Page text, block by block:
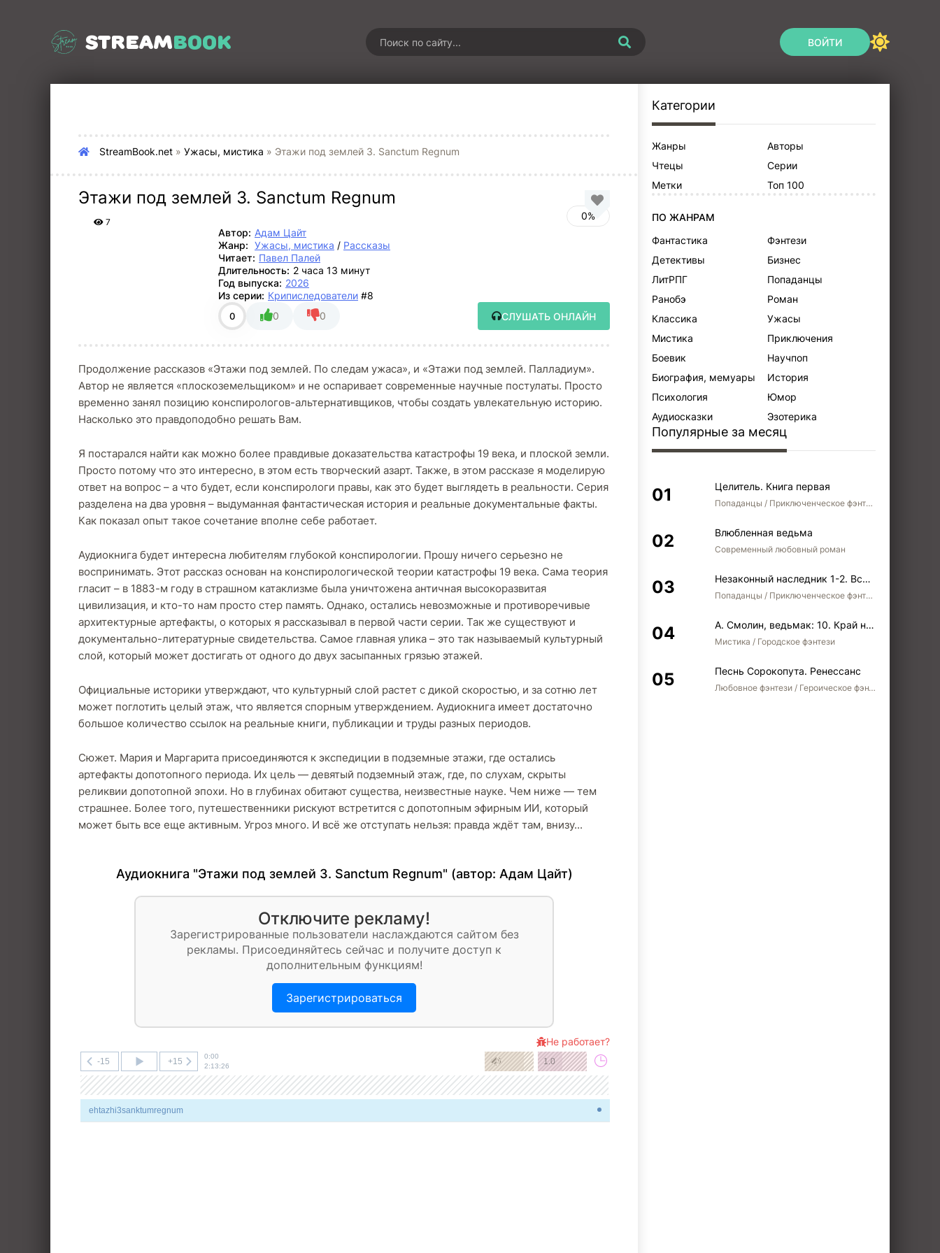
STREAMBOOK ВОЙТИ
StreamBook.net » Ужасы, мистика » Этажи под землей 3. Sanctum Regnum
Этажи под землей 3. Sanctum Regnum
7
0%
Автор: Адам Цайт
Жанр: Ужасы, мистика / Рассказы
Читает: Павел Палей
Длительность: 2 часа 13 минут
Год выпуска: 2026
Из серии: Криписледователи #8
0 0 0 СЛУШАТЬ ОНЛАЙН
Продолжение рассказов «Этажи под землей. По следам ужаса», и «Этажи под землей. Палладиум».
Автор не является «плоскоземельщиком» и не оспаривает современные научные постулаты. Просто
временно занял позицию конспирологов-альтернативщиков, чтобы создать увлекательную историю.
Насколько это правдоподобно решать Вам.
Я постарался найти как можно более правдивые доказательства катастрофы 19 века, и плоской земли.
Просто потому что это интересно, в этом есть творческий азарт. Также, в этом рассказе я моделирую
ответ на вопрос – а что будет, если конспирологи правы, как это будет выглядеть в реальности. Серия
разделена на два уровня – выдуманная фантастическая история и реальные документальные факты.
Как показал опыт такое сочетание вполне себе работает.
Аудиокнига будет интересна любителям глубокой конспирологии. Прошу ничего серьезно не
воспринимать. Этот рассказ основан на конспирологической теории катастрофы 19 века. Сама теория
гласит – в 1883-м году в страшном катаклизме была уничтожена античная высокоразвитая
цивилизация, и кто-то нам просто стер память. Однако, остались невозможные и противоречивые
архитектурные артефакты, о которых я рассказывал в первой части серии. Так же существуют и
документально-литературные свидетельства. Самое главная улика – это так называемый культурный
слой, который может достигать от одного до двух засыпанных грязью этажей.
Официальные историки утверждают, что культурный слой растет с дикой скоростью, и за сотню лет
может поглотить целый этаж, что является спорным утверждением. Аудиокнига имеет достаточно
большое количество ссылок на реальные книги, публикации и труды разных периодов.
Сюжет. Мария и Маргарита присоединяются к экспедиции в подземные этажи, где остались
артефакты допотопного периода. Их цель — девятый подземный этаж, где, по слухам, скрыты
реликвии допотопной эпохи. Но в глубинах обитают существа, неизвестные науке. Чем ниже — тем
страшнее. Более того, путешественники рискуют встретится с допотопным эфирным ИИ, который
может быть все еще активным. Угроз много. И всё же отступать нельзя: правда ждёт там, внизу...
Аудиокнига "Этажи под землей 3. Sanctum Regnum" (автор: Адам Цайт)
Отключите рекламу!
Зарегистрированные пользователи наслаждаются сайтом без
рекламы. Присоединяйтесь сейчас и получите доступ к
дополнительным функциям!
Зарегистрироваться
-15 +15
0:00
2:13:26
1.0
ehtazhi3sanktumregnum
Не работает?
Категории
Жанры
Авторы
Чтецы
Серии
Метки
Топ 100
ПО ЖАНРАМ
Фантастика
Фэнтези
Детективы
Бизнес
ЛитРПГ
Попаданцы
Ранобэ
Роман
Классика
Ужасы
Мистика
Приключения
Боевик
Научпоп
Биография, мемуары
История
Психология
Юмор
Аудиосказки
Эзотерика
Популярные за месяц
Целитель. Книга первая
Попаданцы / Приключенческое фэнтези / Боевое фэнтези
Влюбленная ведьма
Современный любовный роман
Незаконный наследник 1-2. Вспомнить, кем был. Стать собой. Остаться собой
Попаданцы / Приключенческое фэнтези / Боевое фэнтези / Юмористическое фэнтези
А. Смолин, ведьмак: 10. Край неба
Мистика / Городское фэнтези
Песнь Сорокопута. Ренессанс
Любовное фэнтези / Героическое фэнтези